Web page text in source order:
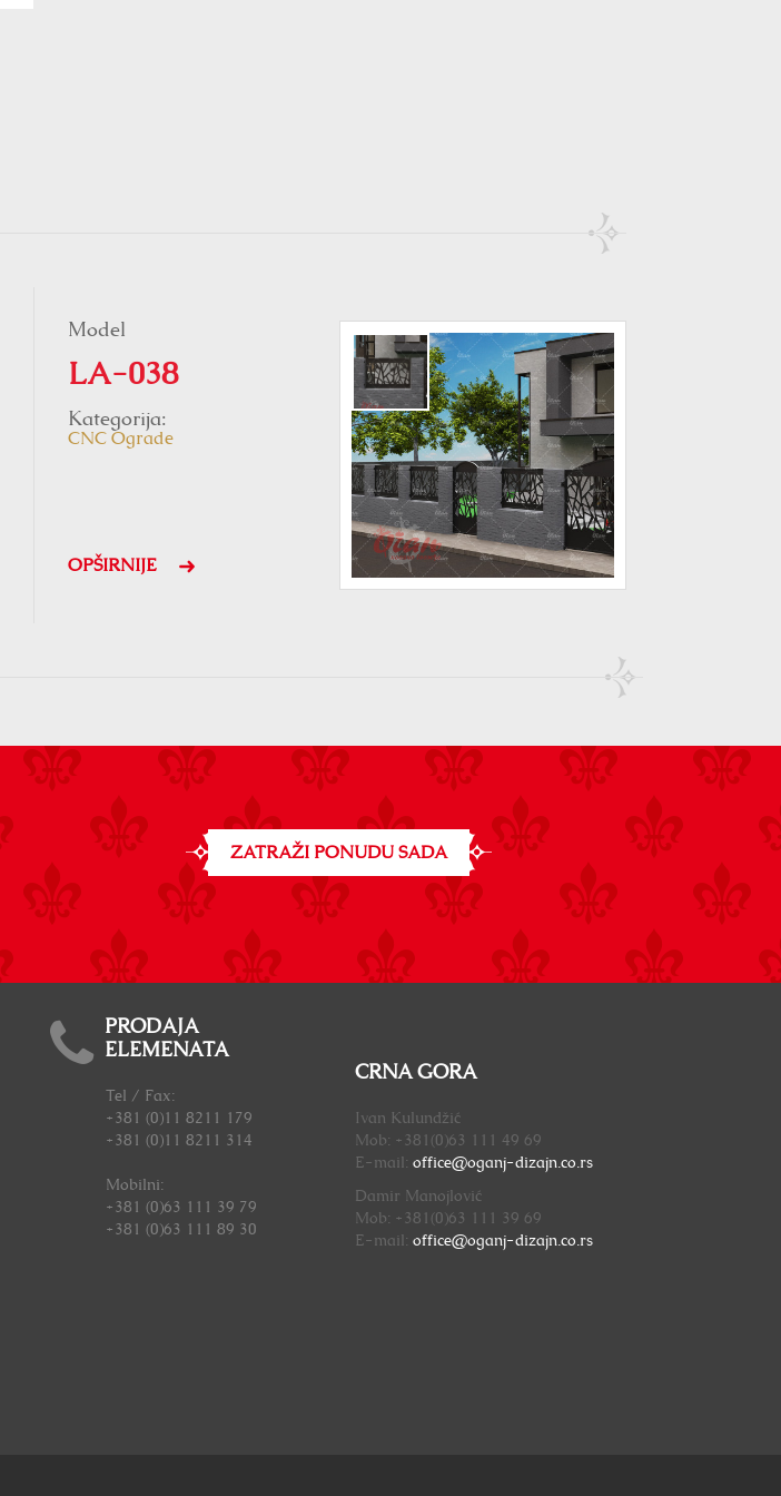
Model
LA-038
Kategorija:
CNC Ograde
OPŠIRNIJE
ZATRAŽI PONUDU SADA
PRODAJA
ELEMENATA
Tel / Fax:
+381 (0)11 8211 179
+381 (0)11 8211 314
Mobilni:
+381 (0)63 111 39 79
+381 (0)63 111 89 30
CRNA GORA
Ivan Kulundžić
Mob: +381(0)63 111 49 69
E-mail: office@oganj-dizajn.co.rs
Damir Manojlović
Mob: +381(0)63 111 39 69
E-mail: office@oganj-dizajn.co.rs